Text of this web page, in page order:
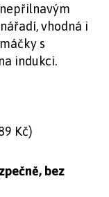
vhodná i
s
indukci.
Kč)
bez